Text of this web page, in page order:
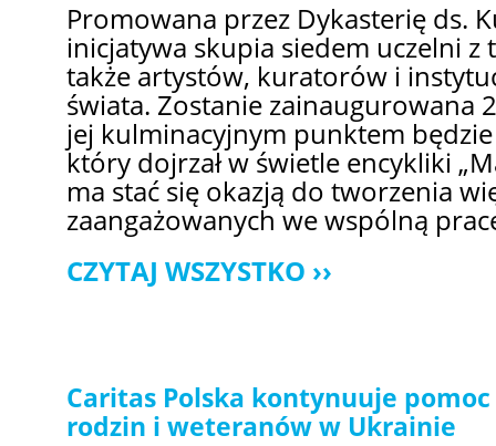
Promowana przez Dykasterię ds.
inicjatywa skupia siedem uczelni
także artystów, kuratorów i
świata. Zostanie zainaugurowana
jej kulminacyjnym punktem będzie
który dojrzał w świetle encykliki
ma stać się okazją do tworzenia
zaangażowanych we wspólną
CZYTAJ WSZYSTKO
Caritas Polska kontynuuje
rodzin i weteranów w Ukrainie